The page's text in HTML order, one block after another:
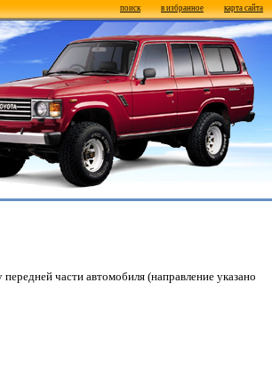
поиск в избранное карта сайта
части автомобиля (направление указано